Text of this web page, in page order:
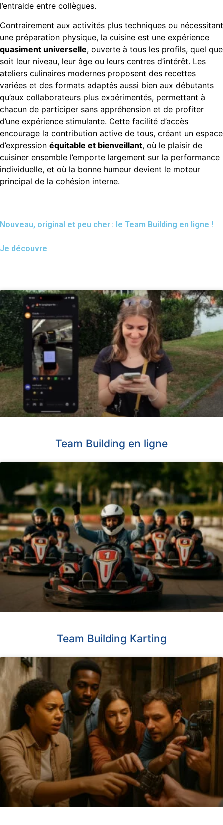
l’entraide entre collègues.
Contrairement aux activités plus techniques ou nécessitant
une préparation physique, la cuisine est une expérience
quasiment universelle, ouverte à tous les profils, quel que
soit leur niveau, leur âge ou leurs centres d’intérêt. Les
ateliers culinaires modernes proposent des recettes
variées et des formats adaptés aussi bien aux débutants
qu’aux collaborateurs plus expérimentés, permettant à
chacun de participer sans appréhension et de profiter
d’une expérience stimulante. Cette facilité d’accès
encourage la contribution active de tous, créant un espace
d’expression équitable et bienveillant, où le plaisir de
cuisiner ensemble l’emporte largement sur la performance
individuelle, et où la bonne humeur devient le moteur
principal de la cohésion interne.
Nouveau, original et peu cher : le Team Building en ligne !
Je découvre
Team Building en ligne
Team Building Karting